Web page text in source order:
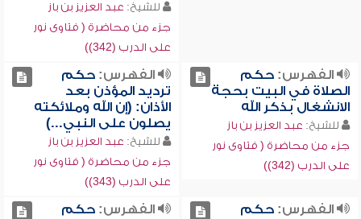
للشيخ: عبد العزيز بن باز
جزء من محاضرة ( فتاوى نور
على الدرب (342))
الفهرس:حكم
الصلاة في البيت بحجة
الانشغال بذكر الله
للشيخ: عبد العزيز بن باز
جزء من محاضرة ( فتاوى نور
على الدرب (342))
الفهرس:حكم
ترديد المؤذن بعد
الأذان: (إن الله وملائكته
يصلون على النبي...)
للشيخ: عبد العزيز بن باز
جزء من محاضرة ( فتاوى نور
على الدرب (343))
الفهرس:حكم
الفهرس:حكم